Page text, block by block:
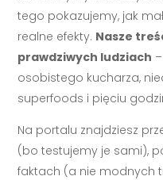
tego pokazujemy, jak
realne efekty. Nasze
prawdziwych ludziach
osobistego kucharza,
superfoods i pięciu
Na portalu znajdziesz
(bo testujemy je sami),
faktach (a nie modnych